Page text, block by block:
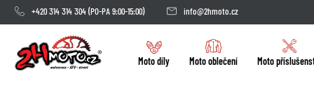
+420 314 314 304(PO-PA 9:00-15:00) info@2hmoto.cz
Moto díly Moto oblečení Moto